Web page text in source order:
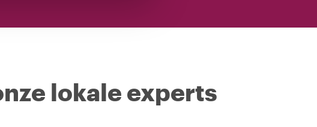
lokale experts